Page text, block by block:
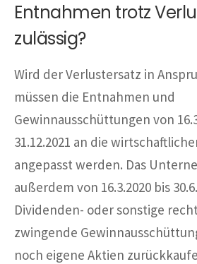
Entnahmen trotz
zulässig?
Wird der Verlustersatz in
müssen die Entnahmen und
Gewinnausschüttungen von
31.12.2021 an die
angepasst werden. Das
außerdem von 16.3.2020 bis
Dividenden- oder sonstige
zwingende
noch eigene Aktien